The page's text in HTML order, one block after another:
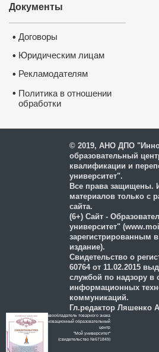
Документы
• Договоры
• Юридическим лицам
• Рекламодателям
• Политика в отношении
обработки
© 2019, АНО ДПО
образовательный
квалификации и
университет".
Все права защищены.
материалов только с
сайта.
(6+) Сайт -
университет"
зарегистрированным
издание).
Свидетельство о
60764 от 11.02.2015
службой по надзору в
информационных
коммуникаций.
Гл.редактор Ляшенко
Правообладатель товарного знака
Инновационный образовательный
цeнтр
"Мой университет"
(свидетельство №671849)